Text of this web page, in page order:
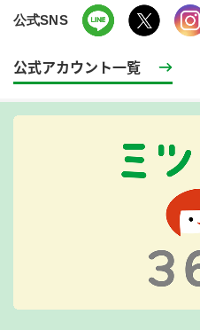
公式SNS
公式アカウント一覧